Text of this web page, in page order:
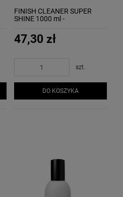
FINISH CLEANER SUPER
SHINE 1000 ml -
usuwania warstwy
dyspersyjnej MOLLON
47,30 zł
szt.
DO KOSZYKA